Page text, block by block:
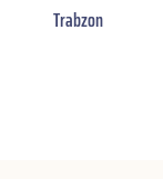
Trabzon